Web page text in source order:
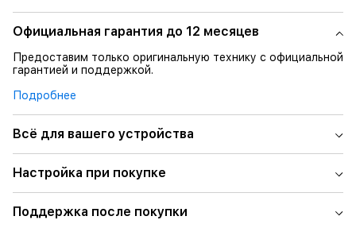
Официальная гарантия до 12 месяцев
Предоставим только оригинальную технику с официальной
гарантией и поддержкой.
Подробнее
Всё для вашего устройства
Настройка при покупке
Поддержка после покупки